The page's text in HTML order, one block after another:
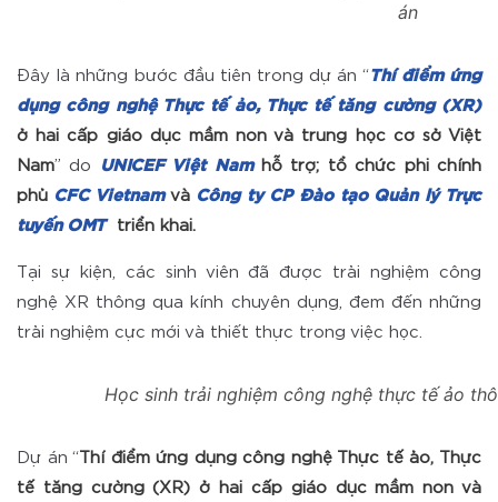
án
Đây là những bước đầu tiên trong dự án “ Thí điểm ứng
dụng công nghệ Thực tế ảo, Thực tế tăng cường (XR)
ở hai cấp giáo dục mầm non và trung học cơ sở Việt
Nam” do UNICEF Việt Namhỗ trợ; tổ chức phi chính
phủ CFC Vietnamvà Công ty CP Đào tạo Quản lý Trực
tuyến OMTtriển khai.
Tại sự kiện, các sinh viên đã được trải nghiệm công
nghệ XR thông qua kính chuyên dụng, đem đến những
trải nghiệm cực mới và thiết thực trong việc học.
Học sinh trải nghiệm công nghệ thực tế ảo
Dự án “ Thí điểm ứng dụng công nghệ Thực tế ảo, Thực
tế tăng cường (XR) ở hai cấp giáo dục mầm non và